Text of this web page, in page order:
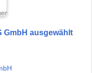
GmbH ausgewählt